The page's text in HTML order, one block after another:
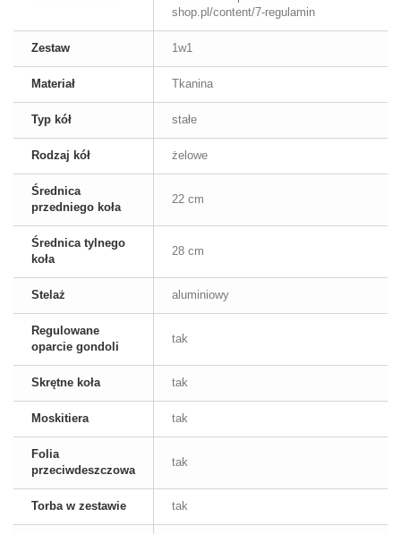
shop.pl/content/7-regulamin
Zestaw 1w1
Materiał Tkanina
Typ kół stałe
Rodzaj kół żelowe
Średnica
przedniego koła
22 cm
Średnica tylnego
koła
28 cm
Stelaż aluminiowy
Regulowane
oparcie gondoli
tak
Skrętne koła tak
Moskitiera tak
Folia
przeciwdeszczowa
tak
Torba w zestawie tak